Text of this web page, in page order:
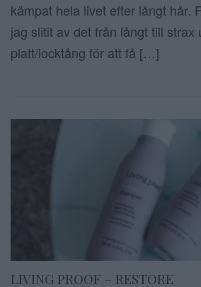
kämpat hela livet efter långt hår.
jag slitit av det från långt till strax
platt/locktång för att få […]
LIVING PROOF – RESTORE